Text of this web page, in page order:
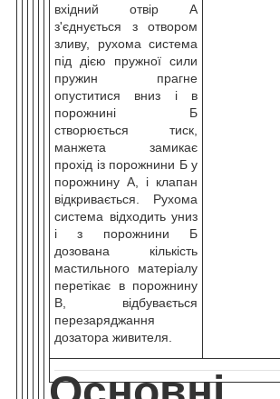
вхідний отвір А
з'єднується з отвором
зливу, рухома система
під дією пружної сили
пружин прагне
опуститися вниз і в
порожнині Б
створюється тиск,
манжета замикає
прохід із порожнини Б у
порожнину А, і клапан
відкривається. Рухома
система відходить униз
і з порожнини Б
дозована кількість
мастильного матеріалу
перетікає в порожнину
В, відбувається
перезаряджання
дозатора живителя.